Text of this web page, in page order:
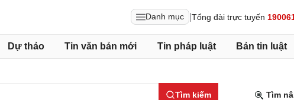
Danh mục Tổng đài trực tuyến
Dự thảo Tin văn bản mới Tin pháp luật Bản tin luật
Tìm kiếm Tìm